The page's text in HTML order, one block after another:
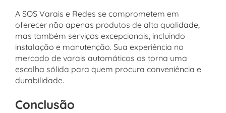
A SOS Varais e Redes se comprometem em
oferecer não apenas produtos de alta qualidade,
mas também serviços excepcionais, incluindo
instalação e manutenção. Sua experiência no
mercado de varais automáticos os torna uma
escolha sólida para quem procura conveniência e
durabilidade.
Conclusão